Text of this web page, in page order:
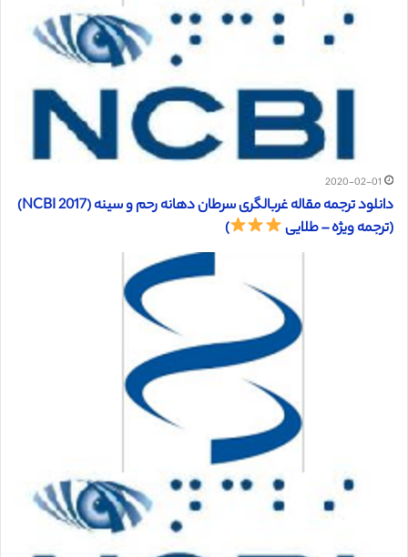
2020-02-01
دانلود ترجمه مقاله غربالگری سرطان دهانه رحم و سینه (NCBI 2017)
(ترجمه ویژه – طلایی
)